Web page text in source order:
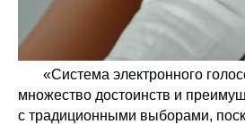
«Система электронного
множество достоинств и
с традиционными выборами,